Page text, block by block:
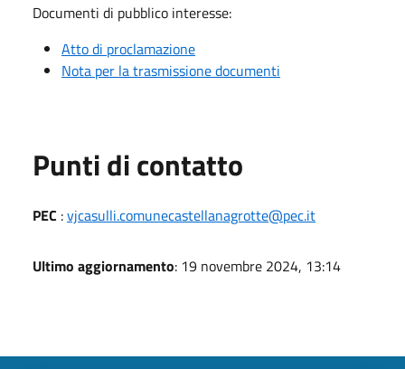
Documenti di pubblico interesse:
Atto di proclamazione
Nota per la trasmissione documenti
Punti di contatto
PEC :vjcasulli.comunecastellanagrotte@pec.it
Ultimo aggiornamento: 19 novembre 2024, 13:14